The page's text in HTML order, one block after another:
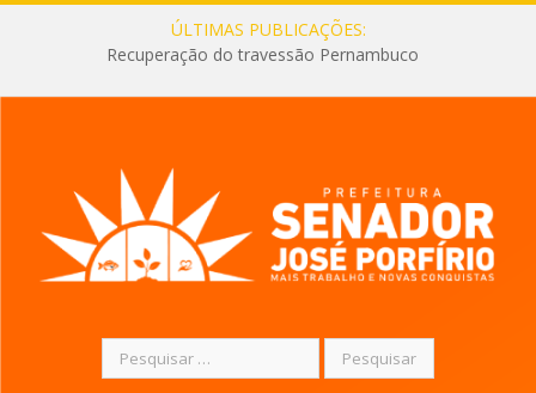
ÚLTIMAS PUBLICAÇÕES:
Recuperação do travessão Pernambuco
Pesquisar
por: